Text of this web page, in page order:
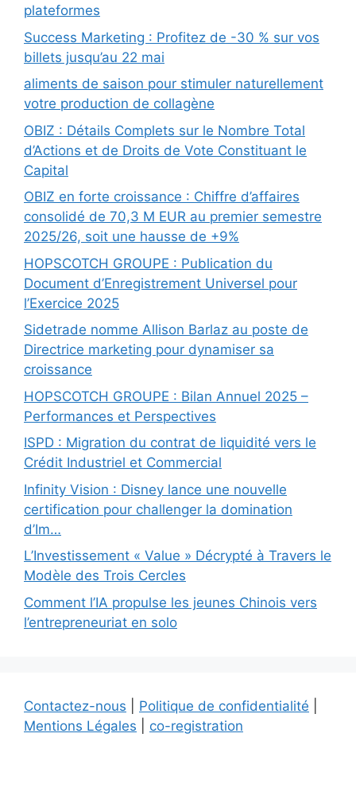
plateformes
Success Marketing : Profitez de -30 % sur vos
billets jusqu’au 22 mai
aliments de saison pour stimuler naturellement
votre production de collagène
OBIZ : Détails Complets sur le Nombre Total
d’Actions et de Droits de Vote Constituant le
Capital
OBIZ en forte croissance : Chiffre d’affaires
consolidé de 70,3 M EUR au premier semestre
2025/26, soit une hausse de +9%
HOPSCOTCH GROUPE : Publication du
Document d’Enregistrement Universel pour
l’Exercice 2025
Sidetrade nomme Allison Barlaz au poste de
Directrice marketing pour dynamiser sa
croissance
HOPSCOTCH GROUPE : Bilan Annuel 2025 –
Performances et Perspectives
ISPD : Migration du contrat de liquidité vers le
Crédit Industriel et Commercial
Infinity Vision : Disney lance une nouvelle
certification pour challenger la domination
d’Im…
L’Investissement « Value » Décrypté à Travers le
Modèle des Trois Cercles
Comment l’IA propulse les jeunes Chinois vers
l’entrepreneuriat en solo
Contactez-nous Politique de confidentialité
Mentions Légales
co-registration